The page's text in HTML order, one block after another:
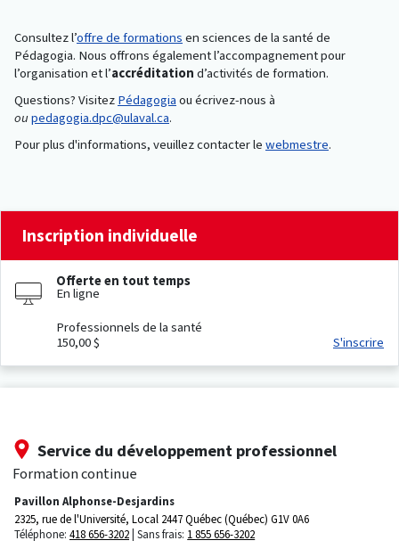
Consultez l’offre de formations en sciences de la santé de
Pédagogia. Nous offrons également l’accompagnement pour
l’organisation et l’accréditation d’activités de formation.
Questions? Visitez Pédagogia ou écrivez-nous à
oupedagogia.dpc@ulaval.ca.
Pour plus d'informations, veuillez contacter le webmestre.
Inscription individuelle
Offerte en tout temps
En ligne
Professionnels de la santé
150,00 $
S'inscrire
Service du développement professionnel
Formation continue
Pavillon Alphonse-Desjardins
2325, rue de l'Université, Local 2447Québec (Québec) G1V 0A6
Téléphone: 418 656-3202 Sans frais: 1 855 656-3202